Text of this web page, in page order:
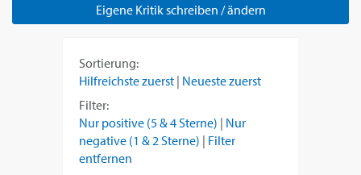
Eigene Kritik schreiben / ändern
Sortierung:
Hilfreichste zuerst | Neueste zuerst
Filter:
Nur positive (5 & 4 Sterne) | Nur
negative (1 & 2 Sterne) | Filter
entfernen